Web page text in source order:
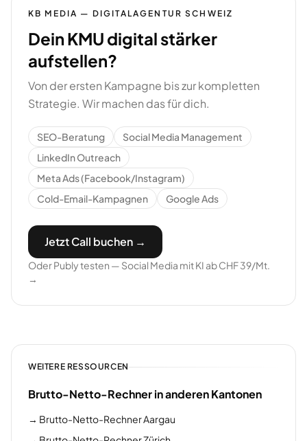
KB MEDIA — DIGITALAGENTUR SCHWEIZ
Dein KMU digital stärker
aufstellen?
Von der ersten Kampagne bis zur kompletten
Strategie. Wir machen das für dich.
SEO-Beratung
Social Media Management
LinkedIn Outreach
Meta Ads (Facebook/Instagram)
Cold-Email-Kampagnen
Google Ads
Jetzt Call buchen →
Oder Publy testen — Social Media mit KI ab CHF 39/Mt.
→
WEITERE RESSOURCEN
Brutto-Netto-Rechner in anderen Kantonen
→ Brutto-Netto-Rechner Aargau